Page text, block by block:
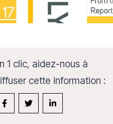
1 clic, aidez-nous à
cette information :